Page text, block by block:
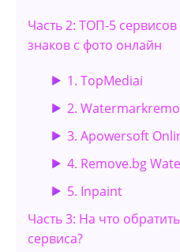
Часть 2: ТОП-5
знаков с фото онлайн
1. TopMediai
2.
3. Apowersoft
4. Remove.bg
5. Inpaint
Часть 3: На что
сервиса?